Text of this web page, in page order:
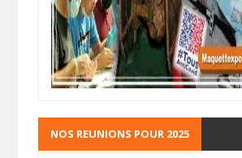
NOS REUNIONS POUR 2025